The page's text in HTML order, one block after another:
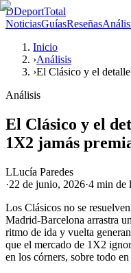
DDeportTotal
NoticiasGuíasReseñas
Inicio
›Análisis
›El Clásico y el
Análisis
El Clásico y el
1X2 jamás
LLucía Paredes
·22 de junio, 2026·4 min de
Los Clásicos no se
Madrid-Barcelona arrastra
ritmo de ida y vuelta
que el mercado de 1X2
en los córners, sobre todo